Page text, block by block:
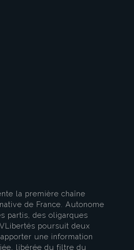
la première chaîne
de France. Autonome
partis, des oligarques
poursuit deux
une information
libérée du filtre du